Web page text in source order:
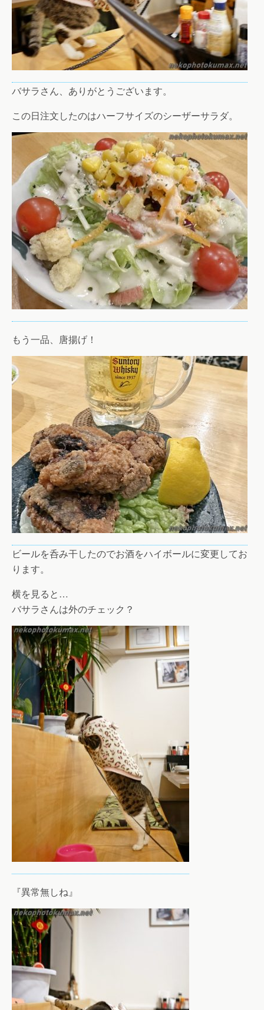
バサラさん、ありがとうございます。
この日注文したのはハーフサイズのシーザーサラダ。
もう一品、唐揚げ！
ビールを呑み干したのでお酒をハイボールに変更してお
ります。
横を見ると…
バサラさんは外のチェック？
『異常無しね』